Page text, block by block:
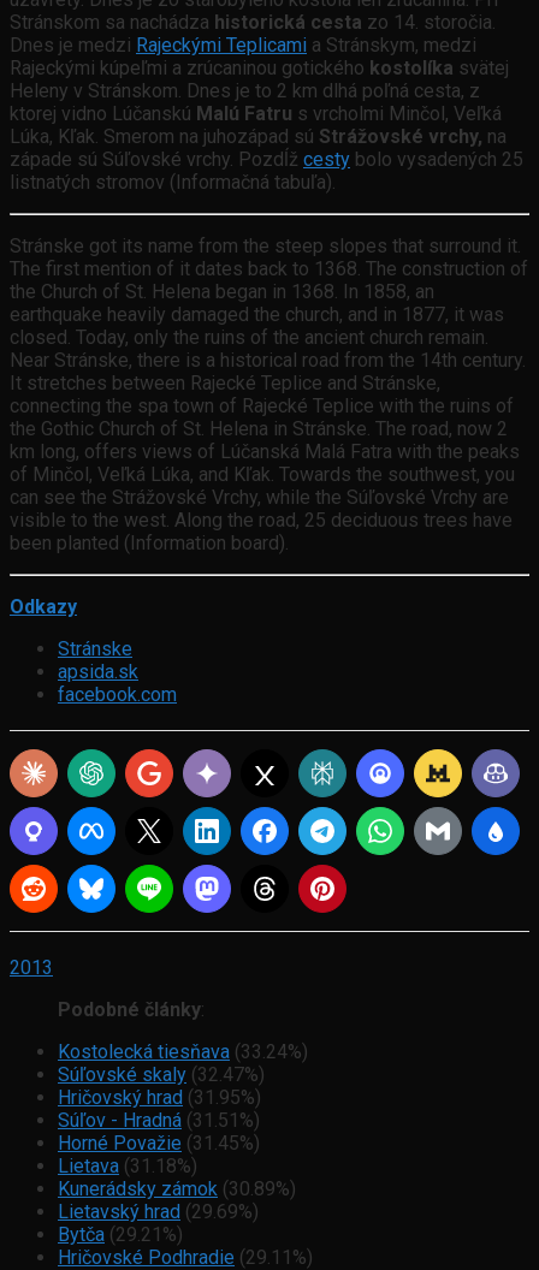
Stránskom sa nachádza historická cesta zo 14. storočia.
Dnes je medzi Rajeckými Teplicami a Stránskym, medzi
Rajeckými kúpeľmi a zrúcaninou gotického kostolíka svätej
Heleny v Stránskom. Dnes je to 2 km dlhá poľná cesta, z
ktorej vidno Lúčanskú Malú Fatru s vrcholmi Minčol, Veľká
Lúka, Kľak. Smerom na juhozápad sú Strážovské vrchy, na
západe sú Súľovské vrchy. Pozdĺž cesty bolo vysadených 25
listnatých stromov (Informačná tabuľa).
Stránske got its name from the steep slopes that surround it.
The first mention of it dates back to 1368. The construction of
the Church of St. Helena began in 1368. In 1858, an
earthquake heavily damaged the church, and in 1877, it was
closed. Today, only the ruins of the ancient church remain.
Near Stránske, there is a historical road from the 14th century.
It stretches between Rajecké Teplice and Stránske,
connecting the spa town of Rajecké Teplice with the ruins of
the Gothic Church of St. Helena in Stránske. The road, now 2
km long, offers views of Lúčanská Malá Fatra with the peaks
of Minčol, Veľká Lúka, and Kľak. Towards the southwest, you
can see the Strážovské Vrchy, while the Súľovské Vrchy are
visible to the west. Along the road, 25 deciduous trees have
been planted (Information board).
Odkazy
Stránske
apsida.sk
facebook.com
2013
Podobné články:
Kostolecká tiesňava (33.24%)
Súľovské skaly (32.47%)
Hričovský hrad (31.95%)
Súľov - Hradná (31.51%)
Horné Považie (31.45%)
Lietava (31.18%)
Kunerádsky zámok (30.89%)
Lietavský hrad (29.69%)
Bytča (29.21%)
Hričovské Podhradie (29.11%)